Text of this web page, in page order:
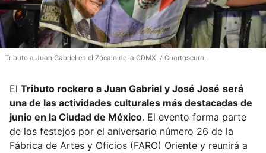
Tributo a Juan Gabriel en el Zócalo de la CDMX. Cuartoscuro.
El Tributo rockero a Juan Gabriel y José José será
una de las actividades culturales más destacadas de
junio en la Ciudad de México. El evento forma parte
de los festejos por el aniversario número 26 de la
Fábrica de Artes y Oficios (FARO) Oriente y reunirá a